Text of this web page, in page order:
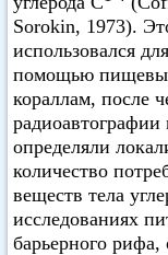
Sorokin, 1973).
использовался
помощью
кораллам, после
радиоавтографии
определяли
количество
веществ тела
исследованиях
барьерного рифа,